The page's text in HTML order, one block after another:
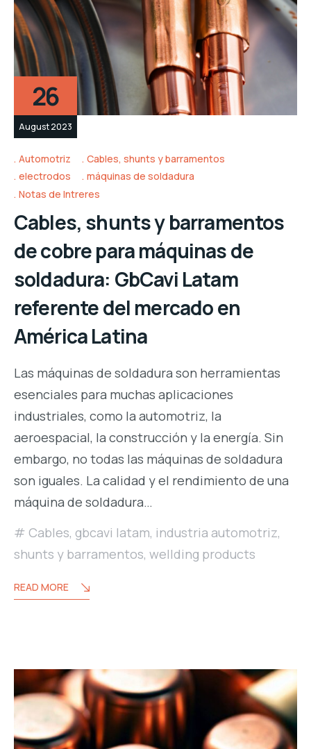
26
August 2023
Automotriz
Cables, shunts y barramentos
electrodos
máquinas de soldadura
Notas de Intreres
Cables, shunts y barramentos
de cobre para máquinas de
soldadura: GbCavi Latam
referente del mercado en
América Latina
Las máquinas de soldadura son herramientas
esenciales para muchas aplicaciones
industriales, como la automotriz, la
aeroespacial, la construcción y la energía. Sin
embargo, no todas las máquinas de soldadura
son iguales. La calidad y el rendimiento de una
máquina de soldadura…
Cables, gbcavi latam, industria automotriz,
shunts y barramentos, wellding products
READ MORE